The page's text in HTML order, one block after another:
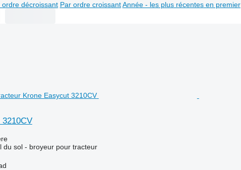
ordre décroissant Par ordre croissant Année - les plus récentes en premier
du sol - broyeur pour tracteur